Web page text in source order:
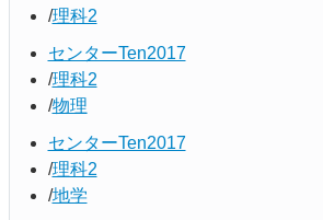
理科2
センターTen2017
理科2
物理
センターTen2017
理科2
地学